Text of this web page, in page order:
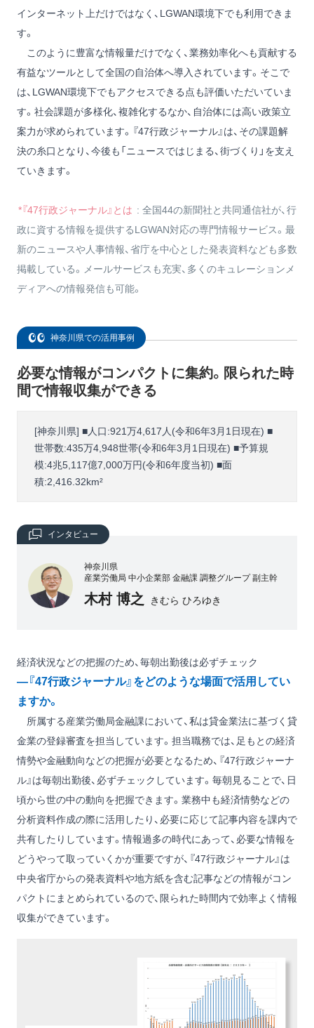
インターネット上だけではなく、LGWAN環境下でも利用できま
す。
このように豊富な情報量だけでなく、業務効率化へも貢献する
有益なツールとして全国の自治体へ導入されています。そこで
は、LGWAN環境下でもアクセスできる点も評価いただいていま
す。社会課題が多様化、複雑化するなか、自治体には高い政策立
案力が求められています。『47行政ジャーナル』は、その課題解
決の糸口となり、今後も「ニュースではじまる、街づくり」を支え
ていきます。
*『47行政ジャーナル』とは : 全国44の新聞社と共同通信社が、行
政に資する情報を提供するLGWAN対応の専門情報サービス。最
新のニュースや人事情報、省庁を中心とした発表資料なども多数
掲載している。メールサービスも充実、多くのキュレーションメ
ディアへの情報発信も可能。
神奈川県での活用事例
必要な情報がコンパクトに集約。限られた時
間で情報収集ができる
[神奈川県] ■人口:921万4,617人(令和6年3月1日現在) ■
世帯数:435万4,948世帯(令和6年3月1日現在) ■予算規
模:4兆5,117億7,000万円(令和6年度当初) ■面
積:2,416.32km²
インタビュー
神奈川県
産業労働局 中小企業部 金融課 調整グループ 副主幹
木村 博之 きむら ひろゆき
経済状況などの把握のため、毎朝出勤後は必ずチェック
―『47行政ジャーナル』をどのような場面で活用してい
ますか。
所属する産業労働局金融課において、私は貸金業法に基づく貸
金業の登録審査を担当しています。担当職務では、足もとの経済
情勢や金融動向などの把握が必要となるため、『47行政ジャーナ
ル』は毎朝出勤後、必ずチェックしています。毎朝見ることで、日
頃から世の中の動向を把握できます。業務中も経済情勢などの
分析資料作成の際に活用したり、必要に応じて記事内容を課内で
共有したりしています。情報過多の時代にあって、必要な情報を
どうやって取っていくかが重要ですが、『47行政ジャーナル』は
中央省庁からの発表資料や地方紙を含む記事などの情報がコン
パクトにまとめられているので、限られた時間内で効率よく情報
収集ができています。